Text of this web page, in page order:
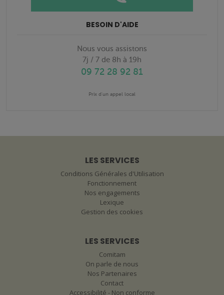
BESOIN D'AIDE
Nous vous assistons
7j / 7 de 8h à 19h
09 72 28 92 81
Prix d'un appel local
LES SERVICES
Conditions Générales d'Utilisation
Fonctionnement
Nos engagements
Lexique
Gestion des cookies
LES SERVICES
Comitam
On parle de nous
Nos Partenaires
Contact
Accessibilité - Non conforme